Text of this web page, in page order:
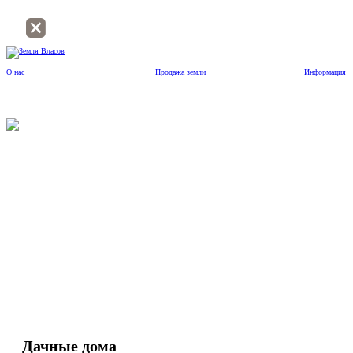
О нас Продажа земли Информация
Дачные дома